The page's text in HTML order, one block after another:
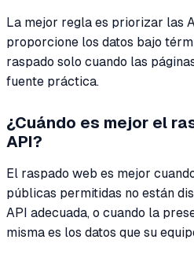
La mejor regla es priorizar las
proporcione los datos bajo
raspado solo cuando las
fuente práctica.
¿Cuándo es mejor el
API?
El raspado web es mejor
públicas permitidas no están
API adecuada, o cuando la
misma es los datos que su